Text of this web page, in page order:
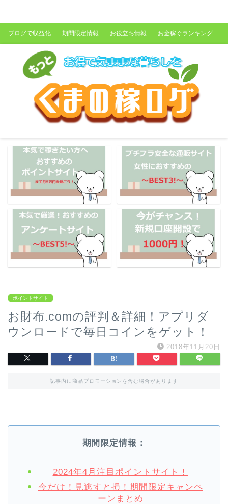
ブログで収益化 期間限定情報 お役立ち情報 お金稼ぐランキング
ポイントサイト
お財布.comの評判＆詳細！アプリダ
ウンロードで毎日コインをゲット！
2018年11月20日
記事内に商品プロモーションを含む場合があります
期間限定情報：
2024年4月注目ポイントサイト！
今だけ！見逃すと損！期間限定キャンペ
ーンまとめ